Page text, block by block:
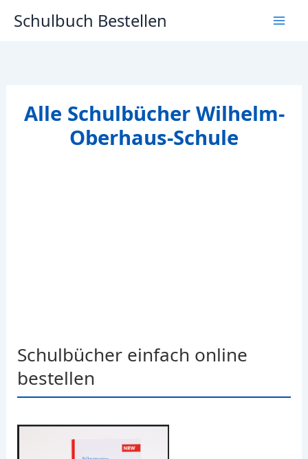
InhaltSchulbuch Bestellen
Alle Schulbücher Wilhelm-
Oberhaus-Schule
Schulbücher einfach online
bestellen